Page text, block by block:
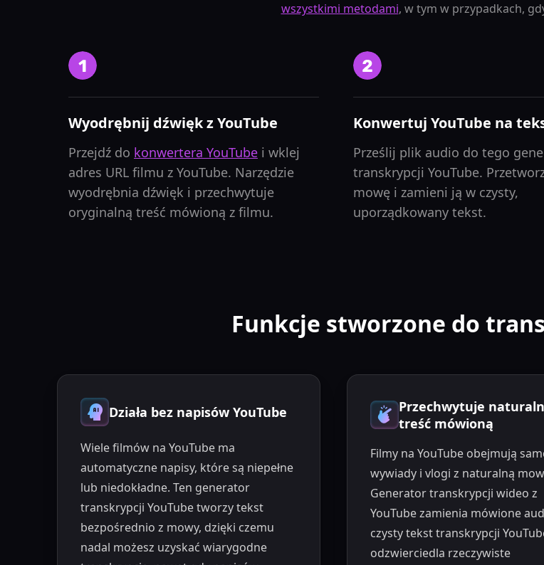
wszystkimi metodami, w tym w przypadkach,
Wyodrębnij dźwięk z YouTube
Przejdź do konwertera YouTube i wklej
adres URL filmu z YouTube. Narzędzie
wyodrębnia dźwięk i przechwytuje
oryginalną treść mówioną z filmu.
Konwertuj YouTube na
Prześlij plik audio do tego
transkrypcji YouTube.
mowę i zamieni ją w czysty,
uporządkowany tekst.
Funkcje stworzone do
Działa bez napisów YouTube
Wiele filmów na YouTube ma
automatyczne napisy, które są niepełne
lub niedokładne. Ten generator
transkrypcji YouTube tworzy tekst
bezpośrednio z mowy, dzięki czemu
nadal możesz uzyskać wiarygodne
Przechwytuje
treść mówioną
Filmy na YouTube obejmują
wywiady i vlogi z naturalną
Generator transkrypcji wideo z
YouTube zamienia mówione
czysty tekst transkrypcji
odzwierciedla rzeczywiste